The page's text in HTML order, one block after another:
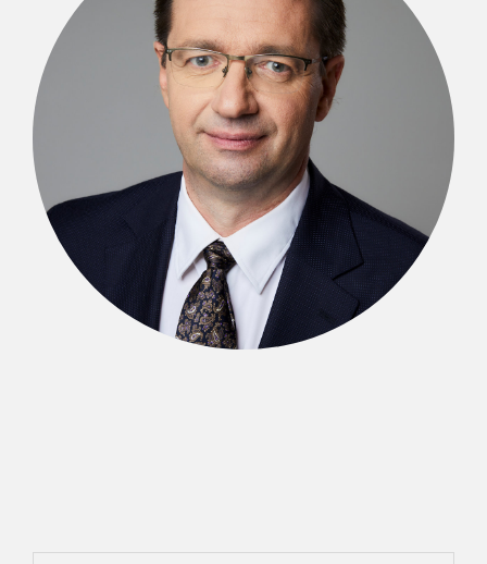
Kazimierz Romaniec
RADCA PRAWNY